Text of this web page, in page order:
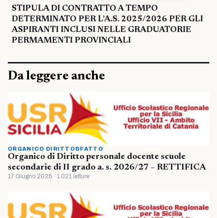
STIPULA DI CONTRATTO A TEMPO
DETERMINATO PER L’A.S. 2025/2026 PER GLI
ASPIRANTI INCLUSI NELLE GRADUATORIE
PERMAMENTI PROVINCIALI
Da leggere anche
ORGANICO DIRITTO&FATTO
Organico di Diritto personale docente scuole
secondarie di II grado a. s. 2026/27 – RETTIFICA
17 Giugno 2026 · 1.021 letture